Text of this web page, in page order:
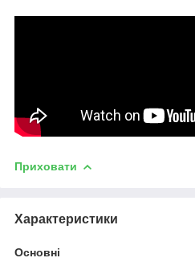
Приховати
Характеристики
Основні